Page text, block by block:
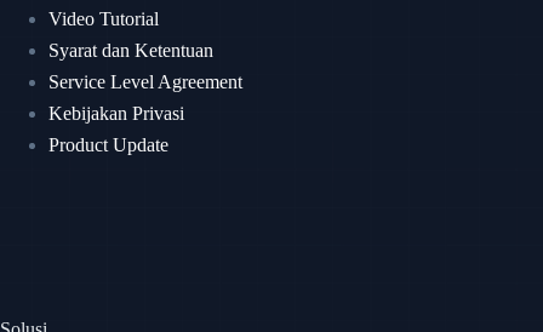
Video Tutorial
Syarat dan Ketentuan
Service Level Agreement
Kebijakan Privasi
Product Update